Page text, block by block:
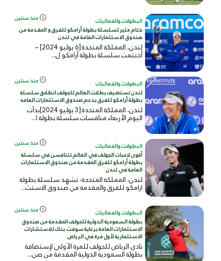
البطولات والفعاليات منذ سنتين
ختام مثير لسلسلة بطولة أرامكو للفرق و المقدمة من
صندوق الاستثمارات العامة في لندن
لندن، المملكة المتحدة [6 يوليو 2024] –
أختتمت سلسلة بطولة أرامكو ل...
البطولات والفعاليات منذ سنتين
لندن تستضيف بطلات العالم للجولف انطلاق سلسلة
بطولة أرامكو للفرق بدعم صندوق الاستثمارات العامه
لندن، المملكة المتحدة [3 يوليو 2024]بدأت
اليوم الأربعاء منافسات سلسلة بطولة ا...
البطولات والفعاليات منذ سنتين
أقوى لاعبات الجولف في العالم تتنافسن في سلسلة
بطولة أرامكو للفرق المقدمة من صندوق الاستثمارات
العامة في لندن
لندن، المملكة المتحدة- تشهد سلسلة بطولة
ارامكو للفرق والمقدمة من صندوق الاستث...
البطولات والفعاليات منذ سنتين
بطولة السعودية الدولية للجولف المقدمة من صندوق
الاستثمارات العامة برعاية سوفت بنك للاستشارات
الاستثمارية لأول مرة في الرياض
نادي الرياض للجولف للمرة الأولى لإستضافة
بطولة السعودية الدولية المقدمة من صن...